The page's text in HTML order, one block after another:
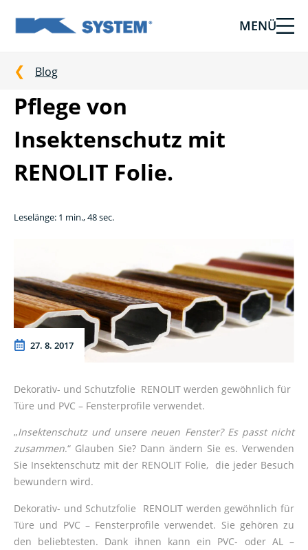
Abschirmtechnologie
Ihr
Haus
vom
Ksystem
MENÜ
Blog
Pflege von
Insektenschutz mit
RENOLIT Folie.
Leselänge: 1 min., 48 sec.
27. 8. 2017
Dekorativ- und Schutzfolie RENOLIT werden gewöhnlich für
Türe und PVC – Fensterprofile verwendet.
„Insektenschutz und unsere neuen Fenster? Es passt nicht
zusammen.“ Glauben Sie? Dann ändern Sie es. Verwenden
Sie Insektenschutz mit der RENOLIT Folie, die jeder Besuch
bewundern wird.
Dekorativ- und Schutzfolie RENOLIT werden gewöhnlich für
Türe und PVC – Fensterprofile verwendet. Sie gehören zu
den beliebtesten. Dank ihnen kann ein PVC- oder AL –